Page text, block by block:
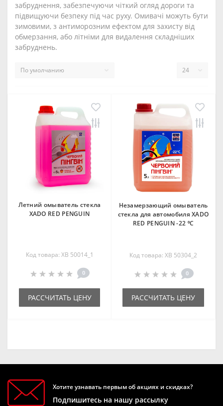
забруднення, забезпечуючи чіткий огляд дороги та
підвищуючи безпеку під час руху. Омивачі можуть бути
зимовими, з антиморозним ефектом для захисту від
обмерзання, або літніми для видалення складніших
забруднень.
Летний омыватель стекла
XADO RED PENGUIN
Код товара: XB 50014_1
0
РАССЧИТАТЬ ЦЕНУ
Незамерзающий омыватель
стекла для автомобиля XADO
RED PENGUIN -22 ⁰С
Код товара: XB 50304_2
0
РАССЧИТАТЬ ЦЕНУ
Хотите узнавать первым об акциях и скидках?
Подпишитесь на нашу рассылку